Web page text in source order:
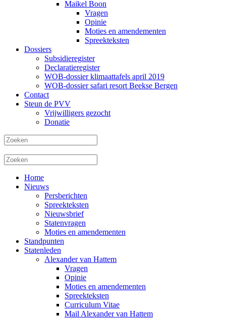
Maikel Boon
Vragen
Opinie
Moties en amendementen
Spreekteksten
Dossiers
Subsidieregister
Declaratieregister
WOB-dossier klimaattafels april 2019
WOB-dossier safari resort Beekse Bergen
Contact
Steun de PVV
Vrijwilligers gezocht
Donatie
Home
Nieuws
Persberichten
Spreekteksten
Nieuwsbrief
Statenvragen
Moties en amendementen
Standpunten
Statenleden
Alexander van Hattem
Vragen
Opinie
Moties en amendementen
Spreekteksten
Curriculum Vitae
Mail Alexander van Hattem